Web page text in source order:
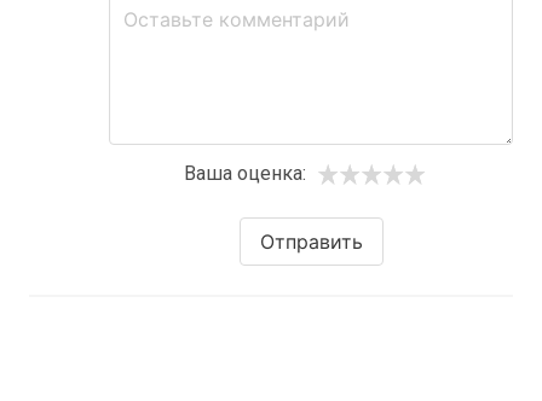
Ваша оценка:
Отправить